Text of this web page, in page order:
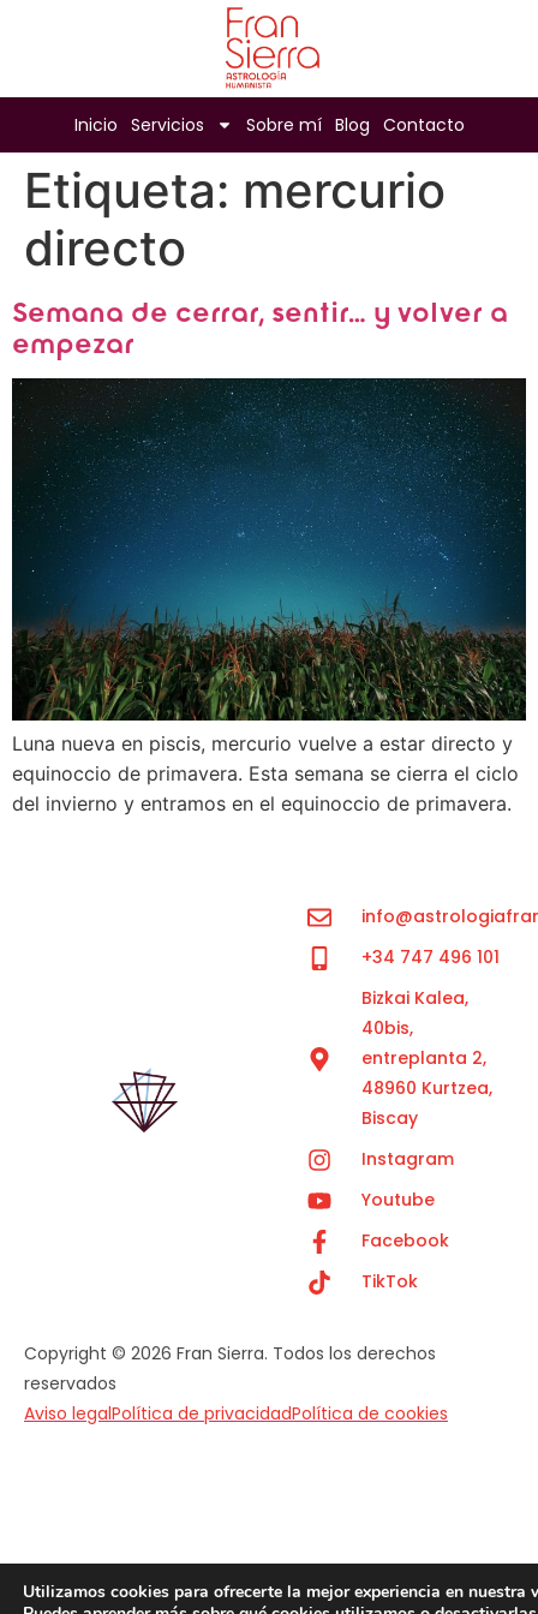
Inicio Servicios Sobre mí Blog Contacto
Etiqueta: mercurio
directo
Semana de cerrar, sentir… y volver a
empezar
Luna nueva en piscis, mercurio vuelve a estar directo y
equinoccio de primavera. Esta semana se cierra el ciclo
del invierno y entramos en el equinoccio de primavera.
+34 747 496 101
Bizkai Kalea,
40bis,
entreplanta 2,
48960 Kurtzea,
Biscay
Instagram
Youtube
Facebook
TikTok
Copyright © 2026 Fran Sierra. Todos los derechos
reservados
Aviso legalPolítica de privacidadPolítica de cookies
Utilizamos cookies para ofrecerte la mejor experiencia en nuestra